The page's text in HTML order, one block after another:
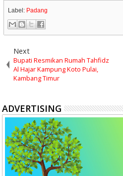
Label: Padang
Next
Bupati Resmikan Rumah Tahfidz
Al Hajar Kampung Koto Pulai,
Kambang Timur
ADVERTISING